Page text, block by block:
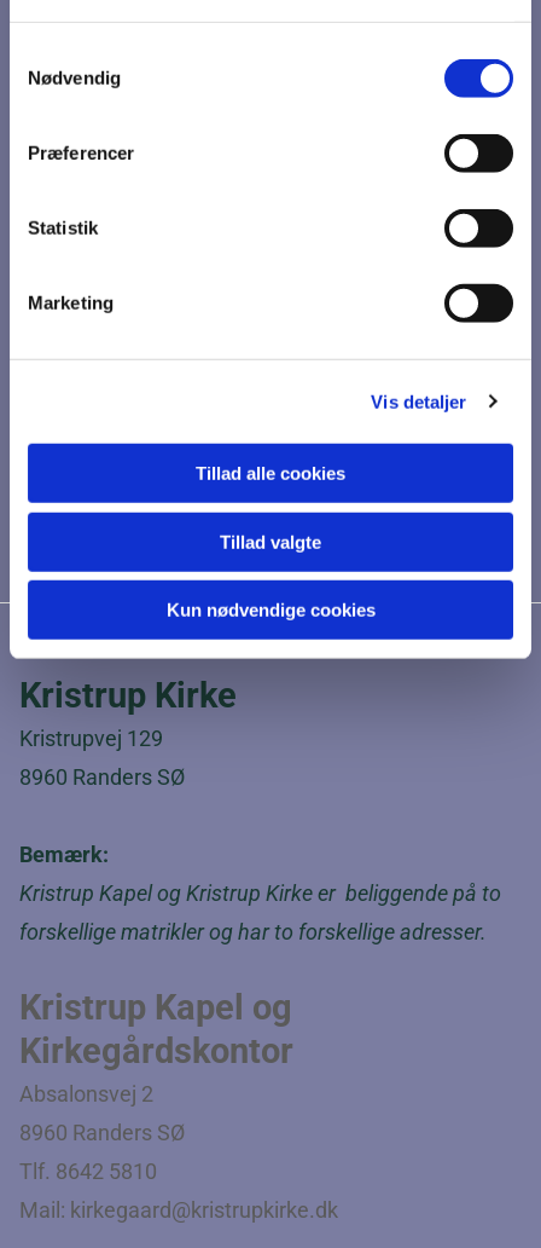
Nødvendig
Præferencer
Statistik
Marketing
Vis detaljer
Tillad alle cookies
Tillad valgte
Kun nødvendige cookies
Kristrup Kirke
Kristrupvej 129
8960 Randers SØ
Bemærk:
Kristrup Kapel og Kristrup Kirke er beliggende på to
forskellige matrikler og har to forskellige adresser.
Kristrup Kapel og
Kirkegårdskontor
Absalonsvej 2
8960 Randers SØ
Tlf. 8642 5810
Mail: kirkegaard@kristrupkirke.dk